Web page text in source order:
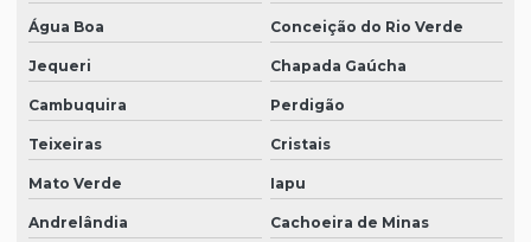
Água Boa Conceição do Rio Verde
Jequeri Chapada Gaúcha
Cambuquira Perdigão
Teixeiras Cristais
Mato Verde Iapu
Andrelândia Cachoeira de Minas